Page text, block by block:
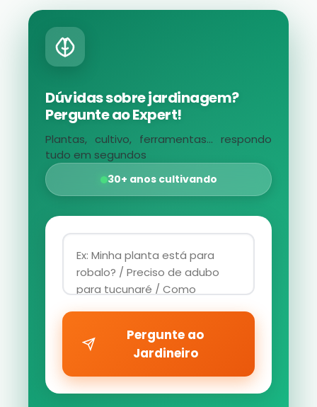
Dúvidas sobre jardinagem?
Pergunte ao Expert!
Plantas, cultivo, ferramentas... respondo
tudo em segundos
30+ anos cultivando
Pergunte ao
Jardineiro